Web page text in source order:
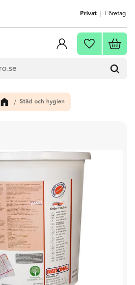
Privat Företag
Favoriter
Städ och hygien